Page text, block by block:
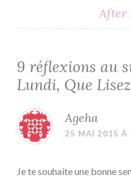
After
9 réflexions au
Lundi, Que
Ageha
25 MAI 2015 À
Je te souhaite une bonne